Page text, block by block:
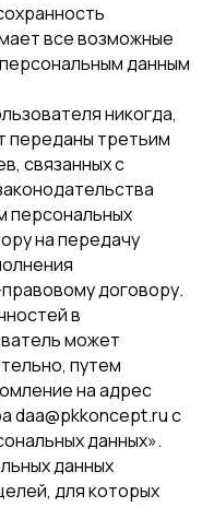
все возможные
данным
никогда,
переданы третьим
связанных с
персональных
на передачу
договору.
в
может
путем
на адрес
daa@pkkoncept.ru с
данных».
данных
для которых